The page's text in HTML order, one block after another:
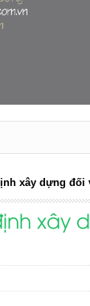
xây dựng đối
xây